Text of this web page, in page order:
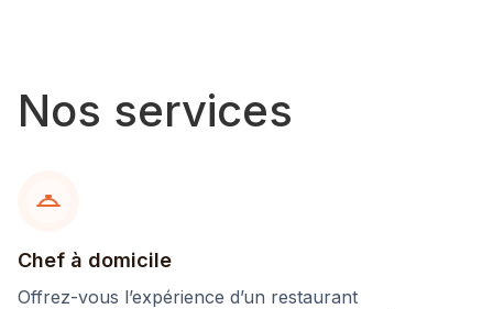
Nos services
Chef à domicile
Offrez-vous l’expérience d’un restaurant